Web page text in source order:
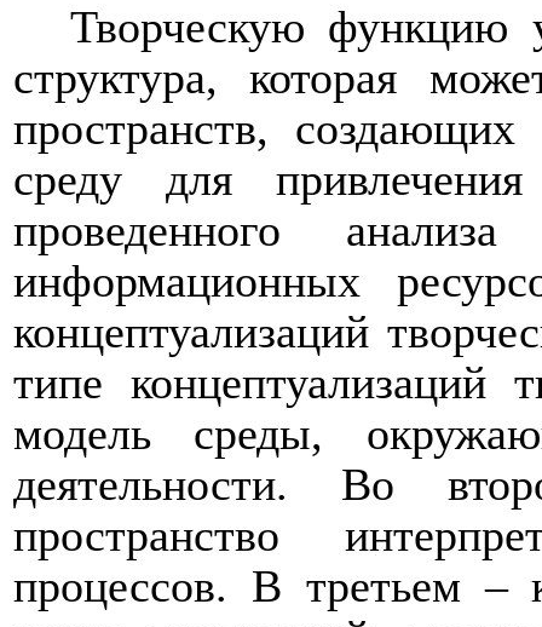
Творческую функцию
структура, которая
пространств, создающих
среду для
проведенного
информационных
концептуализаций
типе концептуализаций
модель среды,
деятельности. Во
пространство
процессов. В третьем ‒